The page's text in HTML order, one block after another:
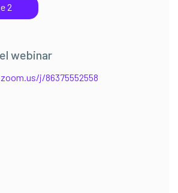
2
webinar
j/86375552558